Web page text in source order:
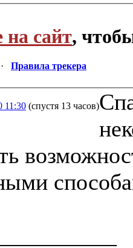
на сайт,
· Правила трекера
11:30 (спустя 13 часов)